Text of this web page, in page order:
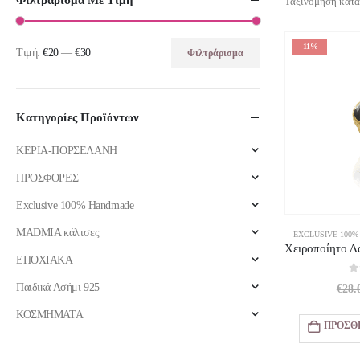
-11%
EXCLUSIVE
€
Ελάχιστη
Μέγιστη
Φιλτράρισμα
Τιμή:€20—€30
Κατηγορίες Προϊόντων
ΚΕΡΙΑ-ΠΟΡΣΕΛΑΝΗ
ΠΡΟΣΦΟΡΕΣ
Exclusive 100% Handmade
MADMIA κάλτσες
ΕΠΟΧΙΑΚΑ
Παιδικά Ασήμι 925
ΚΟΣΜΗΜΑΤΑ